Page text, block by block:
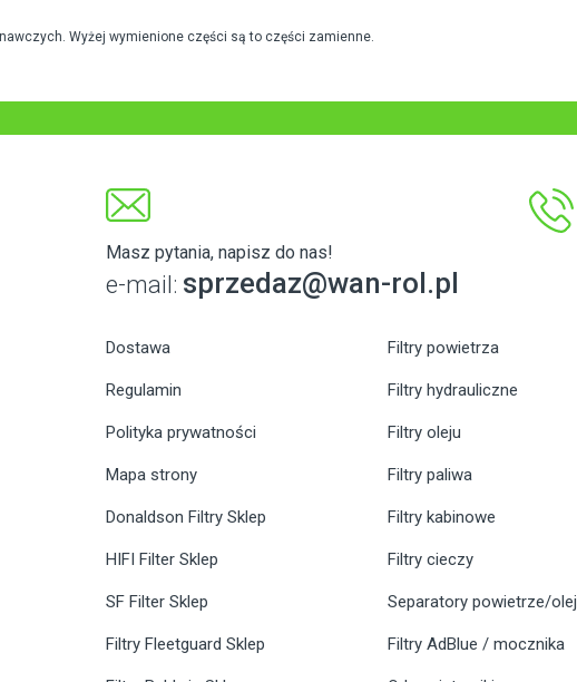
Wyżej wymienione części są to części zamienne.
Masz pytania, napisz do nas!
e-mail: sprzedaz@wan-rol.pl
Dostawa
Regulamin
Polityka prywatności
Mapa strony
Donaldson Filtry Sklep
HIFI Filter Sklep
SF Filter Sklep
Filtry Fleetguard Sklep
Filtry powietrza
Filtry hydrauliczne
Filtry oleju
Filtry paliwa
Filtry kabinowe
Filtry cieczy
Separatory powietrze/olej
Filtry AdBlue / mocznika